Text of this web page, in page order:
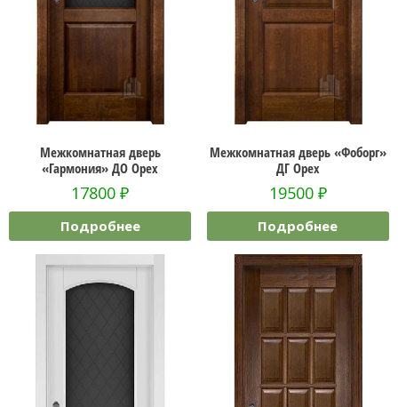
Межкомнатная дверь
«Гармония» ДО Орех
17800₽
Подробнее
Межкомнатная дверь «Фоборг»
ДГ Орех
19500 ₽
Подробнее